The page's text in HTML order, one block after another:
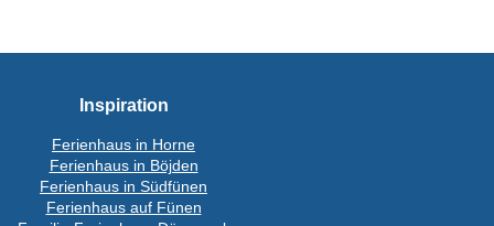
Inspiration
Ferienhaus in Horne
Ferienhaus in Böjden
Ferienhaus in Südfünen
Ferienhaus auf Fünen